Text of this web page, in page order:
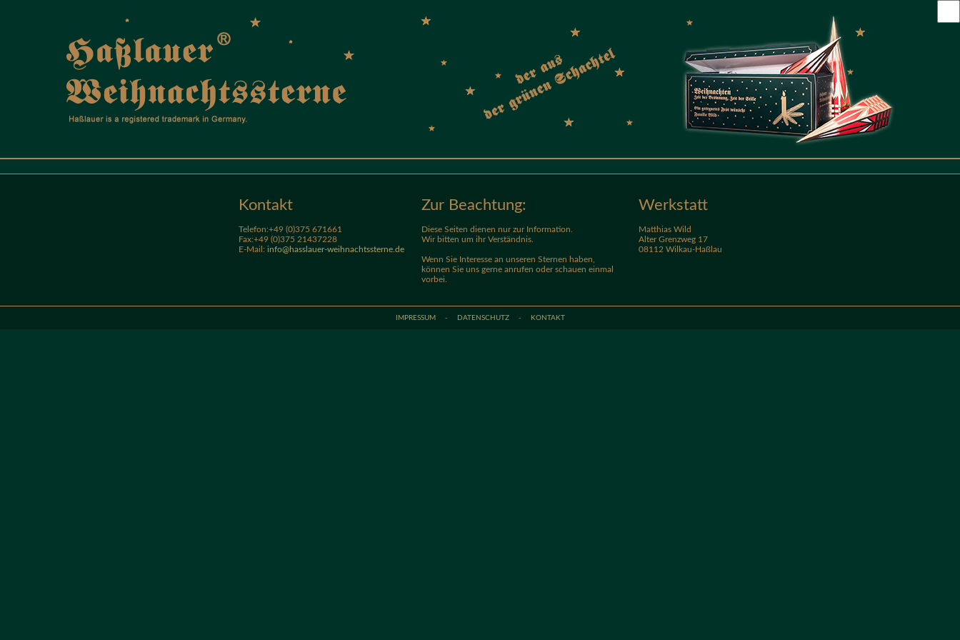
Kontakt
Telefon:+49 (0)375 671661
Fax:+49 (0)375 21437228
E-Mail: info@hasslauer-weihnachtssterne.de
Zur Beachtung:
Diese Seiten dienen nur zur Information.
Wir bitten um ihr Verständnis.
Wenn Sie Interesse an unseren Sternen haben,
können Sie uns gerne anrufen oder schauen einmal
vorbei.
Werkstatt
Matthias Wild
Alter Grenzweg 17
08112 Wilkau-Haßlau
IMPRESSUM - DATENSCHUTZ - KONTAKT